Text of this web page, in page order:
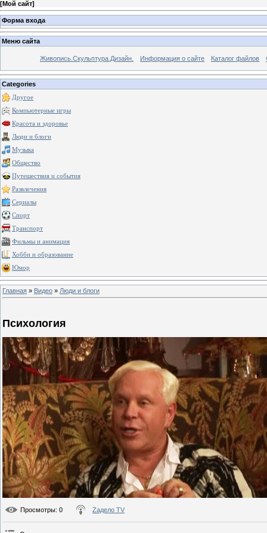
[Мой сайт]
Форма входа
Меню сайта
Живопись.Скульптура.Дизайн. Информация о сайте Каталог файлов
Categories
Другое
Компьютерные игры
Красота и здоровье
Люди и блоги
Музыка
Общество
Путешествия и события
Развлечения
Сериалы
Спорт
Транспорт
Фильмы и анимация
Хобби и образование
Юмор
Главная » Видео » Люди и блоги
Психология
Просмотры: 0 Zадело TV